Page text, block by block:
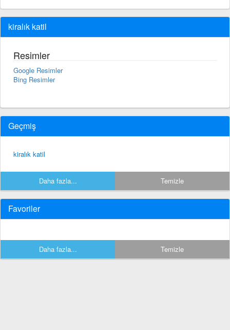
kiralık katil
Resimler
Google Resimler
Bing Resimler
Geçmiş
kiralık katil
Daha fazla... Temizle
Favoriler
Daha fazla... Temizle